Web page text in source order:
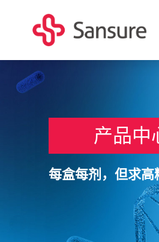
产品中
每盒每剂，但求